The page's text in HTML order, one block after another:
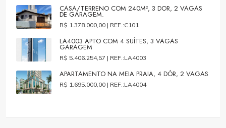
CASA/TERRENO COM 240M², 3 DOR, 2 VAGAS
DE GARAGEM.
R$ 1.378.000,00 | REF.:C101
LA4003 APTO COM 4 SUÍTES, 3 VAGAS
GARAGEM
R$ 5.406.254,57 | REF.:LA4003
APARTAMENTO NA MEIA PRAIA, 4 DÓR, 2 VAGAS
R$ 1.695.000,00 | REF.:LA4004